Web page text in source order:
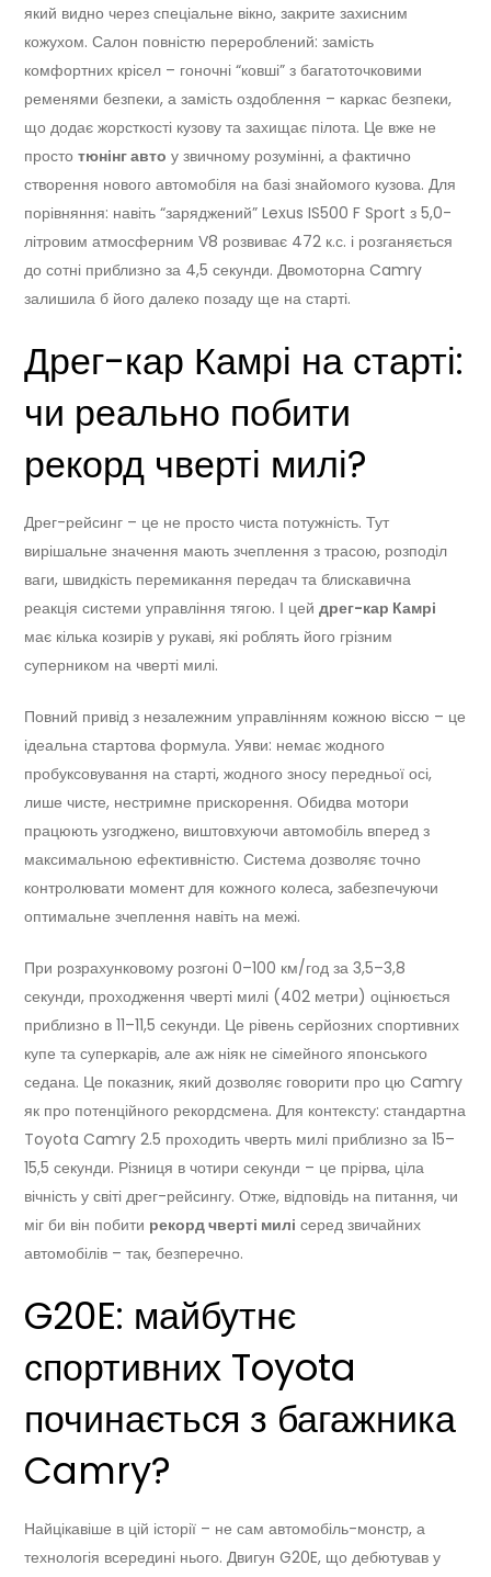
який видно через спеціальне вікно, закрите захисним
кожухом. Салон повністю перероблений: замість
комфортних крісел – гоночні “ковші” з багатоточковими
ременями безпеки, а замість оздоблення – каркас безпеки,
що додає жорсткості кузову та захищає пілота. Це вже не
простотюнінг авто у звичному розумінні, а фактично
створення нового автомобіля на базі знайомого кузова. Для
порівняння: навіть “заряджений” Lexus IS500 F Sport з 5,0-
літровим атмосферним V8 розвиває 472 к.с. і розганяється
до сотні приблизно за 4,5 секунди. Двомоторна Camry
залишила б його далеко позаду ще на старті.
Дрег-кар Камрі на старті:
чи реально побити
рекорд чверті милі?
Дрег-рейсинг – це не просто чиста потужність. Тут
вирішальне значення мають зчеплення з трасою, розподіл
ваги, швидкість перемикання передач та блискавична
реакція системи управління тягою. І цейдрег-кар Камрі
має кілька козирів у рукаві, які роблять його грізним
суперником на чверті милі.
Повний привід з незалежним управлінням кожною віссю – це
ідеальна стартова формула. Уяви: немає жодного
пробуксовування на старті, жодного зносу передньої осі,
лише чисте, нестримне прискорення. Обидва мотори
працюють узгоджено, виштовхуючи автомобіль вперед з
максимальною ефективністю. Система дозволяє точно
контролювати момент для кожного колеса, забезпечуючи
оптимальне зчеплення навіть на межі.
При розрахунковому розгоні 0–100 км/год за 3,5–3,8
секунди, проходження чверті милі (402 метри) оцінюється
приблизно в 11–11,5 секунди. Це рівень серйозних спортивних
купе та суперкарів, але аж ніяк не сімейного японського
седана. Це показник, який дозволяє говорити про цю Camry
як про потенційного рекордсмена. Для контексту: стандартна
Toyota Camry 2.5 проходить чверть милі приблизно за 15–
15,5 секунди. Різниця в чотири секунди – це прірва, ціла
вічність у світі дрег-рейсингу. Отже, відповідь на питання, чи
міг би він побити рекорд чверті милі серед звичайних
автомобілів – так, безперечно.
G20E: майбутнє
спортивних Toyota
починається з багажника
Camry?
Найцікавіше в цій історії – не сам автомобіль-монстр, а
технологія всередині нього. Двигун G20E, що дебютував у